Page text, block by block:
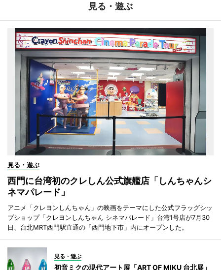
見る・遊ぶ
見る・遊ぶ
西門に台湾初のクレしん公式旗艦店「しんちゃんシ
ネマパレード」
アニメ「クレヨンしんちゃん」の映画をテーマにした公式フラッグシッ
プショップ「クレヨンしんちゃん シネマパレード」台湾1号店が7月30
日、台北MRT西門駅直通の「西門地下市」内にオープンした。
見る・遊ぶ
初音ミクの現代アート展「ART OF MIKU 台北展」